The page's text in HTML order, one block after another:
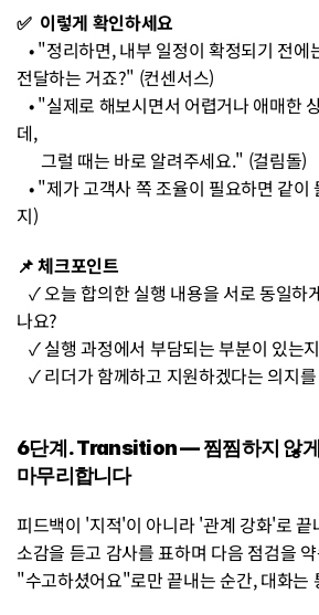
✅  이렇게 확인하세요
   • "정리하면, 내부 일정이 확정되기 전에는 '확인 중'으로 먼저
전달하는 거죠?" (컨센서스)
   • "실제로 해보시면서 어렵거나 애매한 상황이 생길 수도 있는
데,
      그럴 때는 바로 알려주세요." (걸림돌)
   • "제가 고객사 쪽 조율이 필요하면 같이 들어갈게요." (지원 의
지)
📌 체크포인트
   ✓ 오늘 합의한 실행 내용을 서로 동일하게 이해했는지 확인했
나요?
✓ 실행 과정에서 부담되는 부분이 있는
✓ 리더가 함께하고 지원하겠다는 의지
6단계. Transition — 찜찜하지 않게
마무리합니다
피드백이 '지적'이 아니라 '관계 강화'로 끝
소감을 듣고 감사를 표하며 다음 점검을
"수고하셨어요"로만 끝내는 순간, 대화는